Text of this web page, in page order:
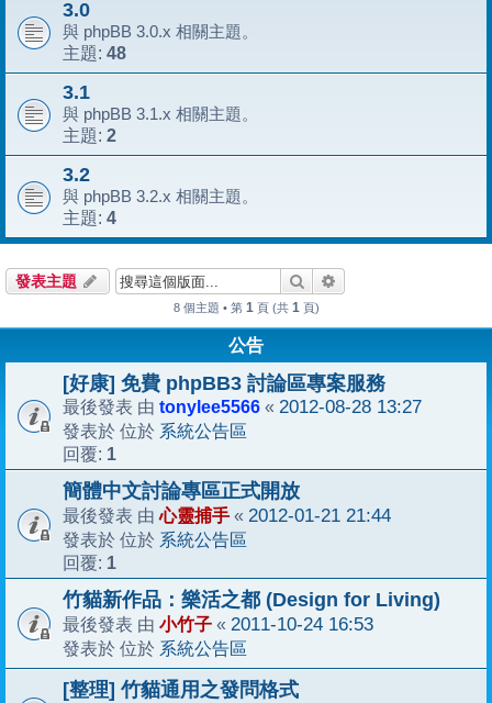
3.0
與 phpBB 3.0.x 相關主題。
主題: 48
3.1
與 phpBB 3.1.x 相關主題。
主題: 2
3.2
與 phpBB 3.2.x 相關主題。
主題: 4
發表主題 搜尋
8 個主題 • 第 1 頁 (共 1 頁)
公告
[好康] 免費 phpBB3 討論區專案服務
最後發表 由 tonylee5566 « 2012-08-28 13:27
發表於 位於 系統公告區
回覆: 1
簡體中文討論專區正式開放
最後發表 由心靈捕手 « 2012-01-21 21:44
發表於 位於 系統公告區
回覆: 1
竹貓新作品：樂活之都 (Design for Living)
最後發表 由 小竹子 « 2011-10-24 16:53
發表於 位於 系統公告區
[整理] 竹貓通用之發問格式